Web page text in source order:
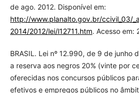
de ago. 2012. Disponível em:
http://www.planalto.gov.br/ccivil_03/
2014/2012/lei/l12711.htm. Acesso em:
BRASIL. Lei nº 12.990, de 9 de junho
a reserva aos negros 20% (vinte por
oferecidas nos concursos públicos
efetivos e empregos públicos no